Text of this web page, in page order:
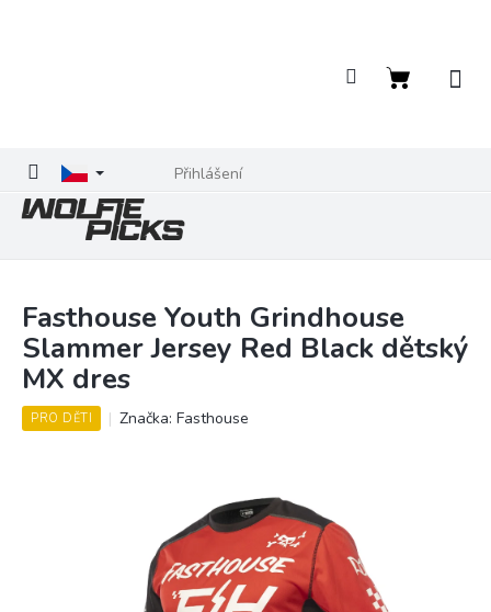
Přihlášení
Nákupní
Fasthouse Youth Grindhouse
Slammer Jersey Red Black dětský
MX dres
PRO DĚTI Značka: Fasthouse